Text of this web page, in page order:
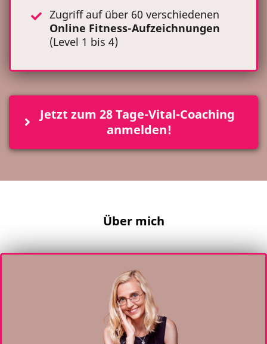
Zugriff auf über 60 verschiedenen
Online Fitness-Aufzeichnungen
(Level 1 bis 4)
Jetzt zum 28 Tage-Vital-Coaching
anmelden!
Über mich